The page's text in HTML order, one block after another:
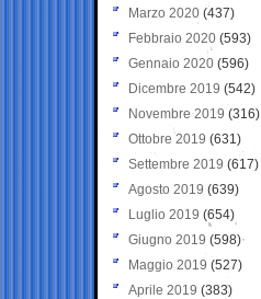
Marzo 2020 (437)
Febbraio 2020 (593)
Gennaio 2020 (596)
Dicembre 2019 (542)
Novembre 2019 (316)
Ottobre 2019 (631)
Settembre 2019 (617)
Agosto 2019 (639)
Luglio 2019 (654)
Giugno 2019 (598)
Maggio 2019 (527)
Aprile 2019 (383)